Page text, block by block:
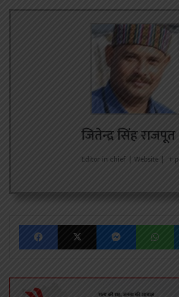
जितेन्द्र सिंह राजपूत
Editor in chief | Website | +
FacebookX Messenger